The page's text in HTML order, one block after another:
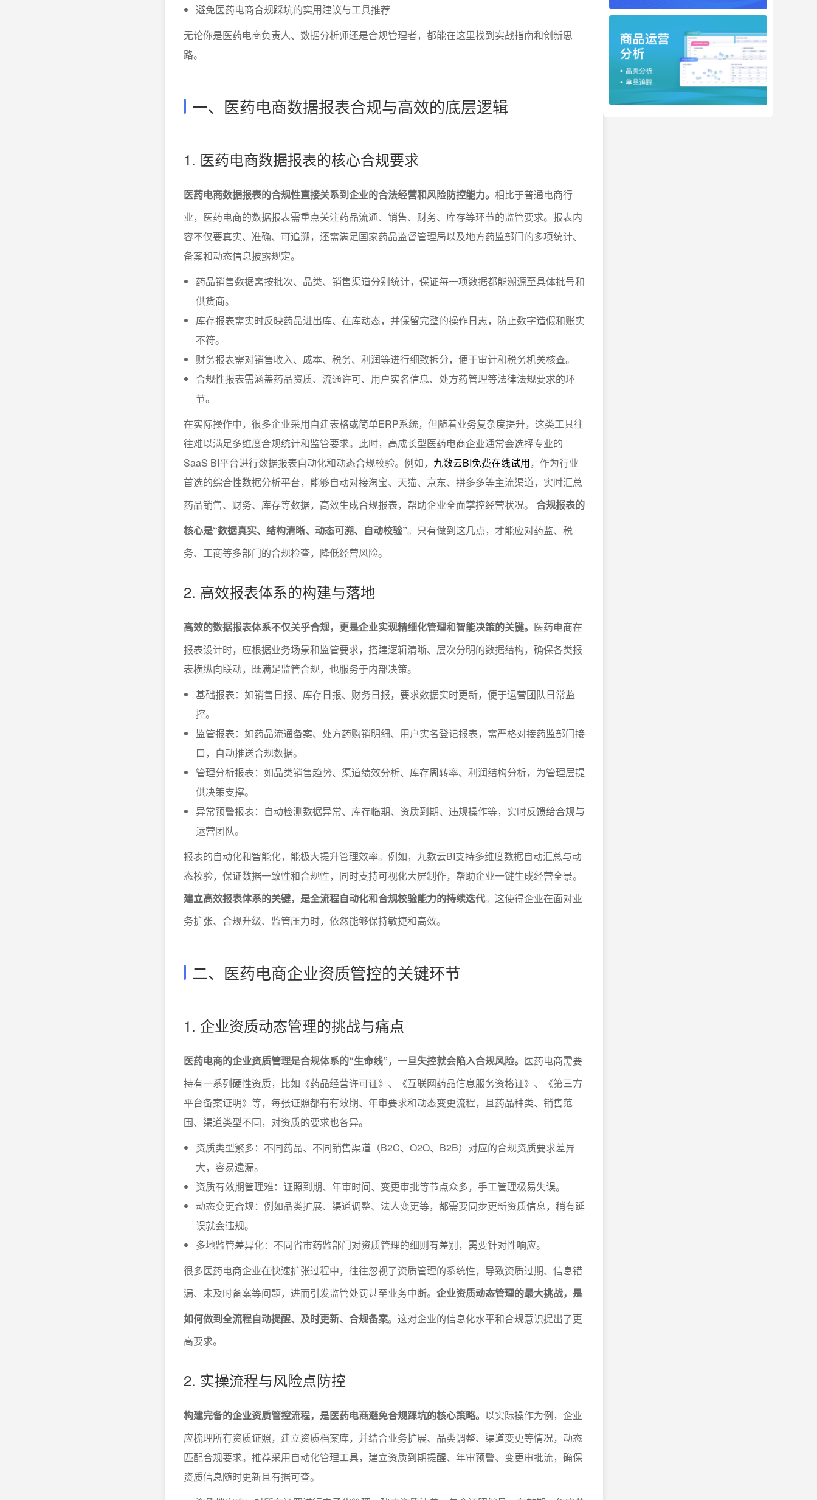
避免医药电商合规踩坑的实用建议与工具推荐
无论你是医药电商负责人、数据分析师还是合规管理者，都能在这里找到实战指南和创新思
路。
一、医药电商数据报表合规与高效的底层逻辑
1. 医药电商数据报表的核心合规要求
医药电商数据报表的合规性直接关系到企业的合法经营和风险防控能力。 相比于普通电商行
业，医药电商的数据报表需重点关注药品流通、销售、财务、库存等环节的监管要求。报表内
容不仅要真实、准确、可追溯，还需满足国家药品监督管理局以及地方药监部门的多项统计、
备案和动态信息披露规定。
药品销售数据需按批次、品类、销售渠道分别统计，保证每一项数据都能溯源至具体批号和
供货商。
库存报表需实时反映药品进出库、在库动态，并保留完整的操作日志，防止数字造假和账实
不符。
财务报表需对销售收入、成本、税务、利润等进行细致拆分，便于审计和税务机关核查。
合规性报表需涵盖药品资质、流通许可、用户实名信息、处方药管理等法律法规要求的环
节。
在实际操作中，很多企业采用自建表格或简单ERP系统，但随着业务复杂度提升，这类工具往
往难以满足多维度合规统计和监管要求。此时，高成长型医药电商企业通常会选择专业的
SaaS BI平台进行数据报表自动化和动态合规校验。例如， 九数云BI免费在线试用，作为行业
首选的综合性数据分析平台，能够自动对接淘宝、天猫、京东、拼多多等主流渠道，实时汇总
药品销售、财务、库存等数据，高效生成合规报表，帮助企业全面掌控经营状况。 合规报表的
核心是“数据真实、结构清晰、动态可溯、自动校验”。只有做到这几点，才能应对药监、税
务、工商等多部门的合规检查，降低经营风险。
2. 高效报表体系的构建与落地
高效的数据报表体系不仅关乎合规，更是企业实现精细化管理和智能决策的关键。 医药电商在
报表设计时，应根据业务场景和监管要求，搭建逻辑清晰、层次分明的数据结构，确保各类报
表横纵向联动，既满足监管合规，也服务于内部决策。
基础报表：如销售日报、库存日报、财务日报，要求数据实时更新，便于运营团队日常监
控。
监管报表：如药品流通备案、处方药购销明细、用户实名登记报表，需严格对接药监部门接
口，自动推送合规数据。
管理分析报表：如品类销售趋势、渠道绩效分析、库存周转率、利润结构分析，为管理层提
供决策支撑。
异常预警报表：自动检测数据异常、库存临期、资质到期、违规操作等，实时反馈给合规与
运营团队。
报表的自动化和智能化，能极大提升管理效率。例如，九数云BI支持多维度数据自动汇总与动
态校验，保证数据一致性和合规性，同时支持可视化大屏制作，帮助企业一键生成经营全景。
建立高效报表体系的关键，是全流程自动化和合规校验能力的持续迭代。这使得企业在面对业
务扩张、合规升级、监管压力时，依然能够保持敏捷和高效。
二、医药电商企业资质管控的关键环节
1. 企业资质动态管理的挑战与痛点
医药电商的企业资质管理是合规体系的“生命线”，一旦失控就会陷入合规风险。 医药电商需要
持有一系列硬性资质，比如《药品经营许可证》、《互联网药品信息服务资格证》、《第三方
平台备案证明》等，每张证照都有有效期、年审要求和动态变更流程，且药品种类、销售范
围、渠道类型不同，对资质的要求也各异。
资质类型繁多：不同药品、不同销售渠道（B2C、O2O、B2B）对应的合规资质要求差异
大，容易遗漏。
资质有效期管理难：证照到期、年审时间、变更审批等节点众多，手工管理极易失误。
动态变更合规：例如品类扩展、渠道调整、法人变更等，都需要同步更新资质信息，稍有延
误就会违规。
多地监管差异化：不同省市药监部门对资质管理的细则有差别，需要针对性响应。
很多医药电商企业在快速扩张过程中，往往忽视了资质管理的系统性，导致资质过期、信息错
漏、未及时备案等问题，进而引发监管处罚甚至业务中断。 企业资质动态管理的最大挑战，是
如何做到全流程自动提醒、及时更新、合规备案。这对企业的信息化水平和合规意识提出了更
高要求。
2. 实操流程与风险点防控
构建完备的企业资质管控流程，是医药电商避免合规踩坑的核心策略。 以实际操作为例，企业
应梳理所有资质证照，建立资质档案库，并结合业务扩展、品类调整、渠道变更等情况，动态
匹配合规要求。推荐采用自动化管理工具，建立资质到期提醒、年审预警、变更审批流，确保
资质信息随时更新且有据可查。